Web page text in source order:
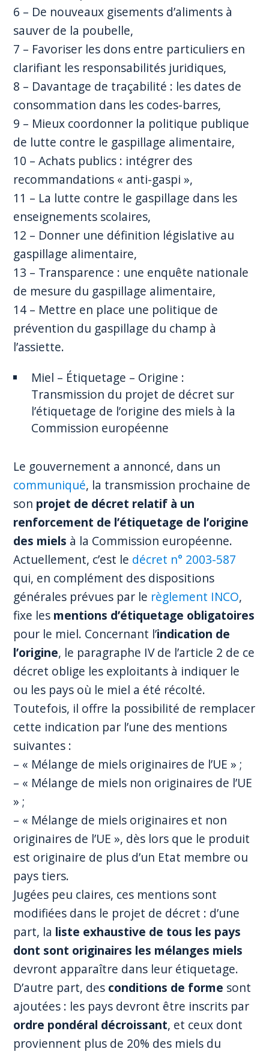
6 – De nouveaux gisements d’aliments à
sauver de la poubelle,
7 – Favoriser les dons entre particuliers en
clarifiant les responsabilités juridiques,
8 – Davantage de traçabilité : les dates de
consommation dans les codes-barres,
9 – Mieux coordonner la politique publique
de lutte contre le gaspillage alimentaire,
10 – Achats publics : intégrer des
recommandations « anti-gaspi »,
11 – La lutte contre le gaspillage dans les
enseignements scolaires,
12 – Donner une définition législative au
gaspillage alimentaire,
13 – Transparence : une enquête nationale
de mesure du gaspillage alimentaire,
14 – Mettre en place une politique de
prévention du gaspillage du champ à
l’assiette.
Miel – Étiquetage – Origine :
Transmission du projet de décret sur
l’étiquetage de l’origine des miels à la
Commission européenne
Le gouvernement a annoncé, dans un
communiqué, la transmission prochaine de
son projet de décret relatif à un
renforcement de l’étiquetage de l’origine
des miels à la Commission européenne.
Actuellement, c’est le décret n° 2003-587
qui, en complément des dispositions
générales prévues par le règlement INCO,
fixe les mentions d’étiquetage obligatoires
pour le miel. Concernant l’indication de
l’origine, le paragraphe IV de l’article 2 de ce
décret oblige les exploitants à indiquer le
ou les pays où le miel a été récolté.
Toutefois, il offre la possibilité de remplacer
cette indication par l’une des mentions
suivantes :
– « Mélange de miels originaires de l’UE » ;
– « Mélange de miels non originaires de l’UE
» ;
– « Mélange de miels originaires et non
originaires de l’UE », dès lors que le produit
est originaire de plus d’un Etat membre ou
pays tiers.
Jugées peu claires, ces mentions sont
modifiées dans le projet de décret : d’une
part, la liste exhaustive de tous les pays
dont sont originaires les mélanges miels
devront apparaître dans leur étiquetage.
D’autre part, des conditions de forme sont
ajoutées : les pays devront être inscrits par
ordre pondéral décroissant, et ceux dont
proviennent plus de 20% des miels du